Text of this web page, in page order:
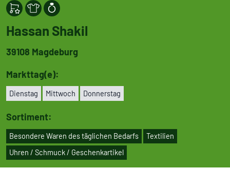
Hassan Shakil
39108 Magdeburg
Markttag(e):
Dienstag Mittwoch Don­ners­tag
Sortiment:
Besondere Waren des täglichen Bedarfs
Textilien
Uhren / Schmuck / Geschenk­ar­ti­kel